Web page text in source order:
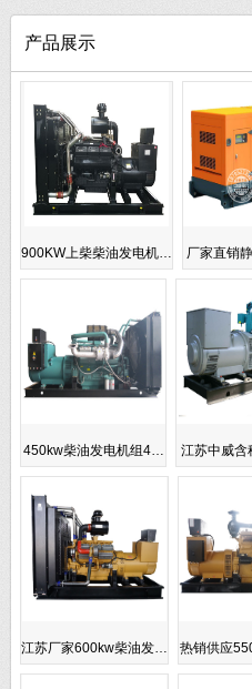
产品展示
900KW上柴柴油发电机… 厂家直销
450kw柴油发电机组4… 江苏中威
江苏厂家600kw柴油发… 热销供应